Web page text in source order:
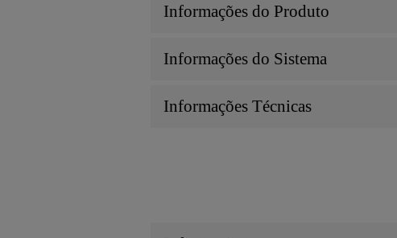
Informações do Produto
Informações do Sistema
Informações Técnicas